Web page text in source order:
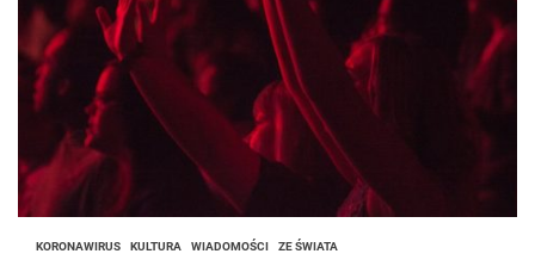
KORONAWIRUS KULTURA WIADOMOŚCI ZE ŚWIATA